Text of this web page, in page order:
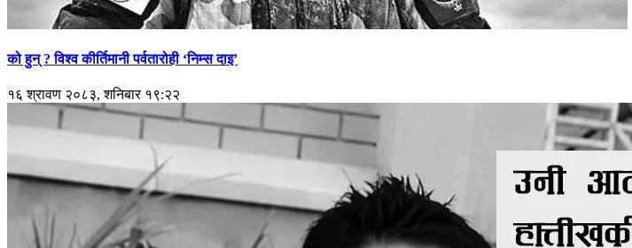
को हुन् ? विश्व कीर्तिमानी पर्वतारोही ‘निम्स दाइ’
१६ श्रावण २०८३, शनिबार १९:२२